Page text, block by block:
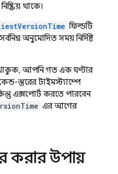
থাকে।
ফিল্ডটি
অনুমোদিত সময় নির্দিষ্ট
থাকুক, আপনি গত এক ঘণ্টার
স্তরের টাইমস্ট্যাম্পে
এক্সপোর্ট করতে পারবেন
এর আগের
করার উপায়